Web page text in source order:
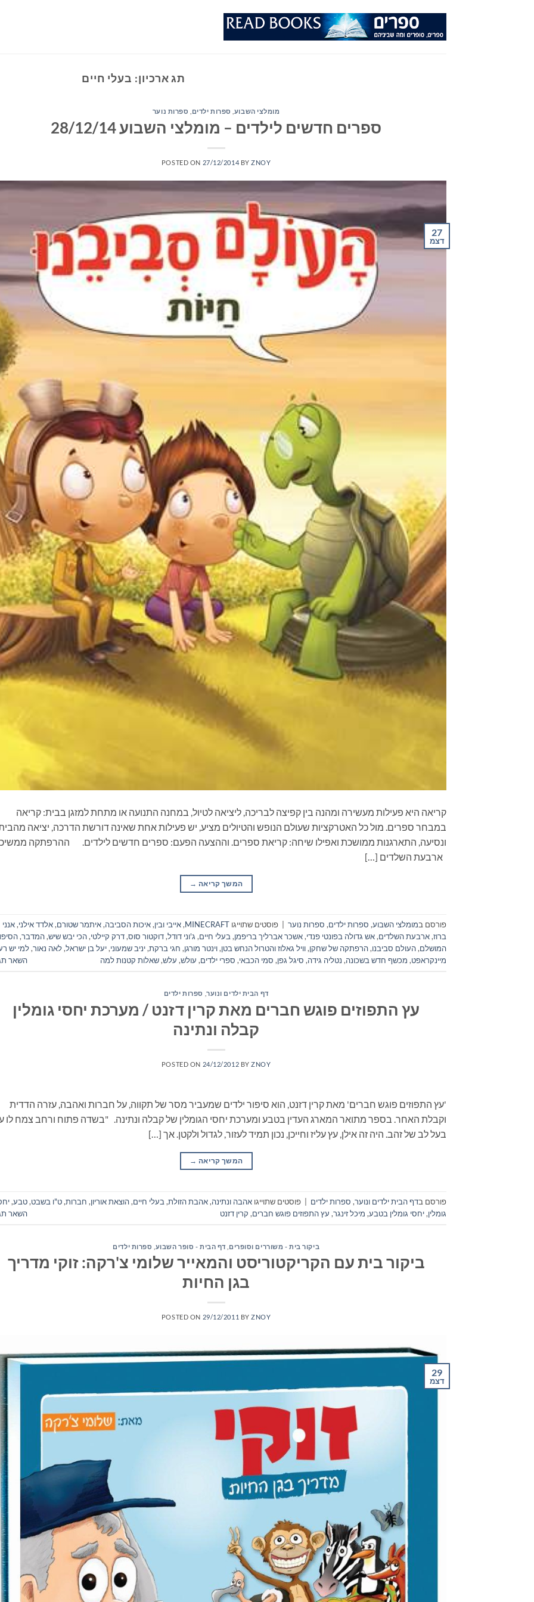
תג ארכיון: בעלי חיים
מומלצי השבוע ספרות ילדים ספרות נוער
ספרים חדשים לילדים – מומלצי השבוע 28/12/14
POSTED ON 27/12/2014 BYZNOY
27
דצמ
קריאה היא פעילות מעשירה ומהנה בין קפיצה לבריכה, ליציאה לטיול, במחנה התנועה או מתחת למזגן בבית: קריאה
במבחר ספרים. מול כל האטרקציות שעולם הנופש והטיולים מציע, יש פעילות אחת שאינה דורשת הדרכה, יציאה
ונסיעה, התארגנות ממושכת ואפילו שיחה: קריאת ספרים. וההצעה הפעם: ספרים חדשים לילדים. ההרפתקה
ארבעת השלדים […]
המשך קריאה →
פורסם במומלצי השבוע, ספרות ילדים, ספרות נוער פוסטים שתוייגו MINECRAFT
,אייבי ובין,איכות הסביבה,איתמר שטורם,אלדד אילני,אנני
ברוז,ארבעת השלדים,אש גדולה בפונטי פנדי,אשכר אברליך בריפמן,בעלי חיים, ג'וני דודל,דוקטור סוס,דרק קיילטי,הכי יבש שיש,המדבר,
המושלם,העולם סביבנו,הרפתקה של שחקן,וויל גאלוז והטרול הנחש בטן,וינטר מורגן, חגי ברקת,יניב שמעוני,יעל בן ישראל,לאה נאור,למי יש
מיינקראפט, מכשף חדש בשכונה, נטליה גידה, סיגל גפן, סמי הכבאי, ספרי ילדים, עולש, עלש,שאלות קטנות למה השאר
דף הבית ילדים ונוער, ספרות ילדים
עץ התפוזים פוגש חברים מאת קרין דזנט / מערכת יחסי גומלין
קבלה ונתינה
POSTED ON 24/12/2012 BYZNOY
'עץ התפוזים פוגש חברים' מאת קרין דזנט, הוא סיפור ילדים שמעביר מסר של תקווה, על חברות ואהבה, עזרה הדדית
וקבלת האחר. בספר מתואר המארג העדין בטבע ומערכת יחסי הגומלין של קבלה ונתינה. "בשדה פתוח ורחב צמח לו
בעל לב של זהב. היה זה אילן, עץ עליז וחייכן, נכון תמיד לעזור, לגדול ולקטן. אך […]
המשך קריאה →
פורסם בדף הבית ילדים ונוער, ספרות ילדים פוסטים שתוייגו אהבה ונתינה,אהבת הזולת, בעלי חיים,הוצאת אוריון, חברות,ט"ו בשבט,טבע,
גומלין,יחסי גומלין בטבע, מיכל זינגר, עץ התפוזים פוגש חברים, קרין דזנט השאר
ביקור בית - משוררים וסופרים דף הבית - סופר השבוע ספרות ילדים
ביקור בית עם הקריקטוריסט והמאייר שלומי צ'רקה: זוקי מדריך
בגן החיות
POSTED ON 29/12/2011 BYZNOY
29
דצמ